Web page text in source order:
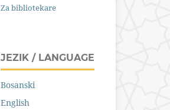
Za bibliotekare
JEZIK / LANGUAGE
Bosanski
English